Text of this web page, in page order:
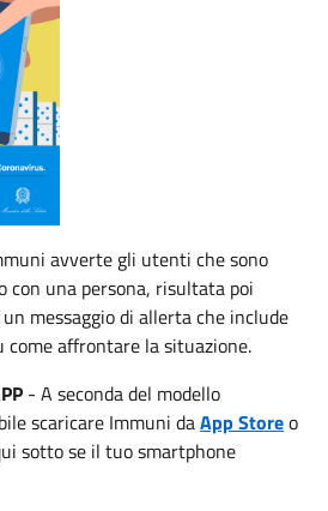
avverte gli utenti che sono
una persona, risultata poi
messaggio di allerta che include
come affrontare la situazione.
- A seconda del modello
scaricare Immuni daApp Storeo
sotto se il tuo smartphone